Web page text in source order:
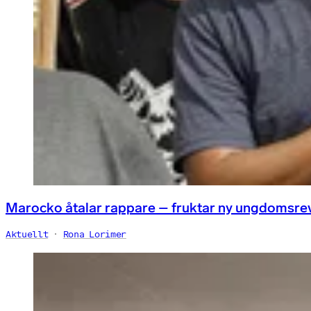
Marocko åtalar rappare – fruktar ny
Aktuellt Rona Lorimer